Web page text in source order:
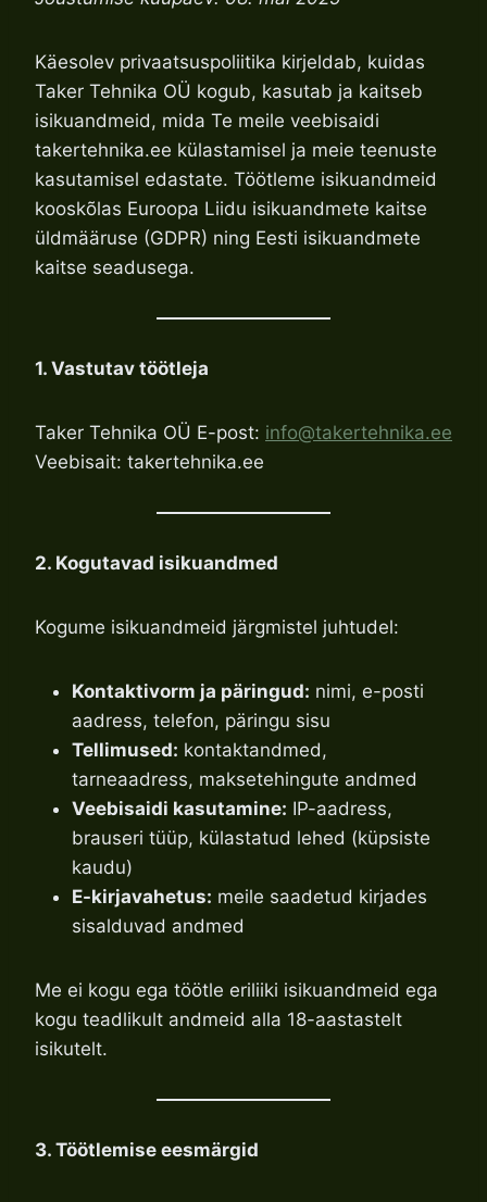
Käesolev privaatsuspoliitika kirjeldab, kuidas
Taker Tehnika OÜ kogub, kasutab ja kaitseb
isikuandmeid, mida Te meile veebisaidi
takertehnika.ee külastamisel ja meie teenuste
kasutamisel edastate. Töötleme isikuandmeid
kooskõlas Euroopa Liidu isikuandmete kaitse
üldmääruse (GDPR) ning Eesti isikuandmete
kaitse seadusega.
1. Vastutav töötleja
Taker Tehnika OÜ E-post: info@takertehnika.ee
Veebisait: takertehnika.ee
2. Kogutavad isikuandmed
Kogume isikuandmeid järgmistel juhtudel:
Kontaktivorm ja päringud: nimi, e-posti
aadress, telefon, päringu sisu
Tellimused: kontaktandmed,
tarneaadress, maksetehingute andmed
Veebisaidi kasutamine: IP-aadress,
brauseri tüüp, külastatud lehed (küpsiste
kaudu)
E-kirjavahetus: meile saadetud kirjades
sisalduvad andmed
Me ei kogu ega töötle eriliiki isikuandmeid ega
kogu teadlikult andmeid alla 18-aastastelt
isikutelt.
3. Töötlemise eesmärgid